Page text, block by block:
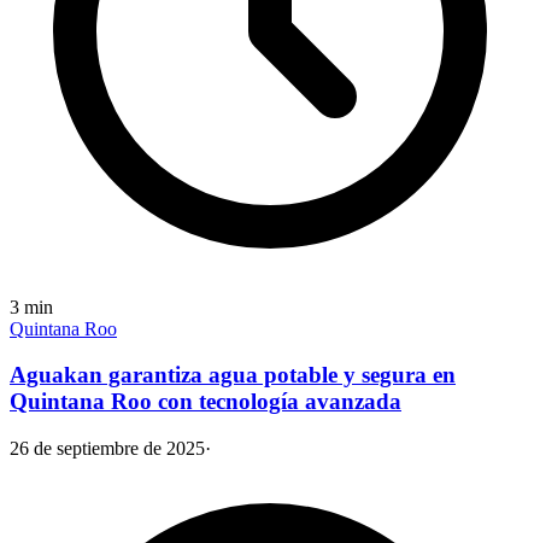
3 min
Quintana Roo
Aguakan garantiza agua potable y segura en
Quintana Roo con tecnología avanzada
26 de septiembre de 2025·